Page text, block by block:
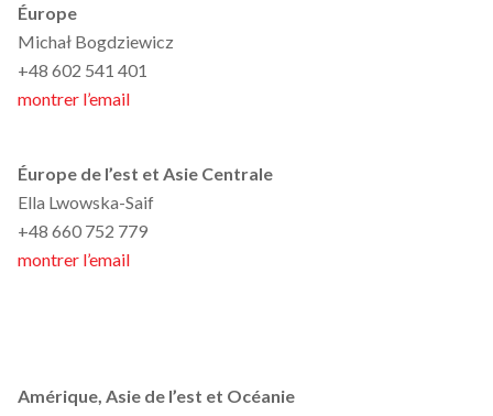
Éurope
Michał Bogdziewicz
+48 602 541 401
montrer l’email
Éurope de l’est et Asie Centrale
Ella Lwowska-Saif
+48 660 752 779
montrer l’email
Amérique, Asie de l’est et Océanie